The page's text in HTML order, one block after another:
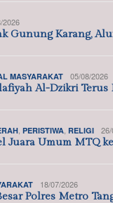
2026
Gunung Karang,
MASYARAKAT 05/08/2026
Al-Dzikri Terus
PERISTIWA RELIGI
Juara Umum MTQ
18/07/2026
Polres Metro